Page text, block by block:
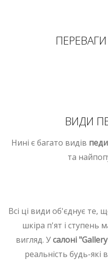
ВИДИ
Нині є багато видів
та
Всі ці види об'єднує те,
шкіра п'ят і
вигляд. Усалоні
реальність будь-які